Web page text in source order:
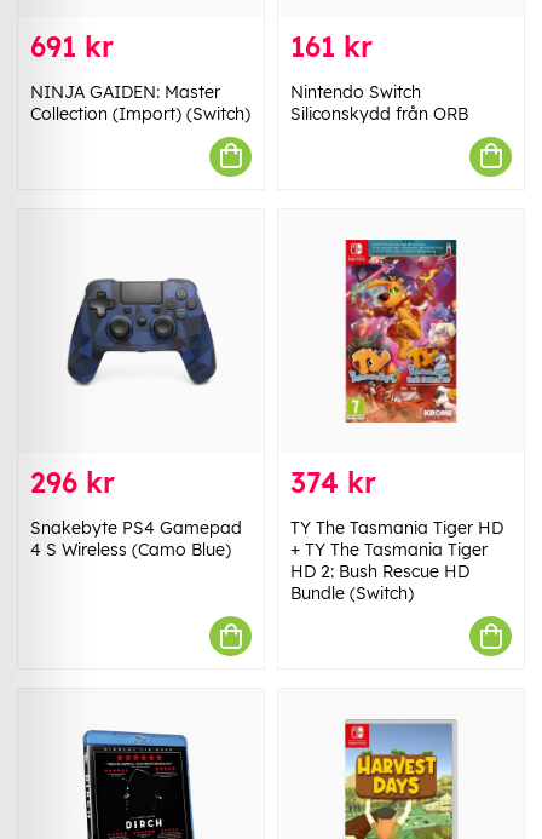
691 kr
NINJA GAIDEN: Master
Collection (Import) (Switch)
161 kr
Nintendo Switch
Siliconskydd från ORB
296 kr
Snakebyte PS4 Gamepad
4 S Wireless (Camo Blue)
374 kr
TY The Tasmania Tiger HD
+ TY The Tasmania Tiger
HD 2: Bush Rescue HD
Bundle (Switch)